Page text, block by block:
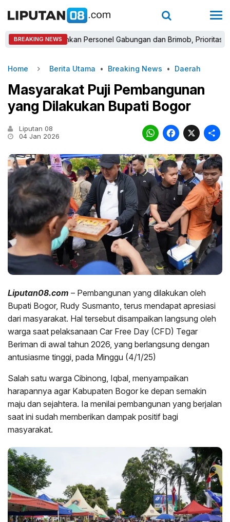
BREAKING NEWS
Turunkan Personel Gabungan dan Brimob, Prioritaskan
Home Berita Utama • Breaking News • Daerah
Masyarakat Puji Pembangunan
yang Dilakukan Bupati Bogor
Liputan 08
04 Jan 2026
X
Liputan08.com – Pembangunan yang dilakukan oleh
Bupati Bogor, Rudy Susmanto, terus mendapat apresiasi
dari masyarakat. Hal tersebut disampaikan langsung oleh
warga saat pelaksanaan Car Free Day (CFD) Tegar
Beriman di awal tahun 2026, yang berlangsung dengan
antusiasme tinggi, pada Minggu (4/1/25)
Salah satu warga Cibinong, Iqbal, menyampaikan
harapannya agar Kabupaten Bogor ke depan semakin
maju dan sejahtera. Ia menilai pembangunan yang berjalan
saat ini sudah memberikan dampak positif bagi
masyarakat.